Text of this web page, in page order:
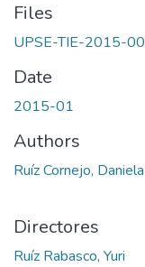
Files
UPSE-TIE-2015-
Date
2015-01
Authors
Ruíz Cornejo,
Directores
Ruíz Rabasco, Yuri